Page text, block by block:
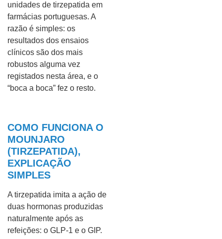
unidades de tirzepatida em
farmácias portuguesas. A
razão é simples: os
resultados dos ensaios
clínicos são dos mais
robustos alguma vez
registados nesta área, e o
“boca a boca” fez o resto.
COMO FUNCIONA O
MOUNJARO
(TIRZEPATIDA),
EXPLICAÇÃO
SIMPLES
A tirzepatida imita a ação de
duas hormonas produzidas
naturalmente após as
refeições: o GLP-1 e o GIP.